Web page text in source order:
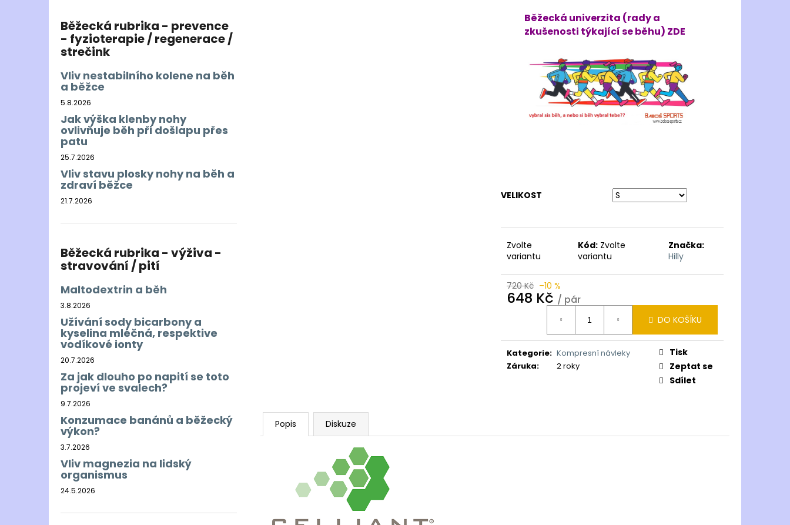
Běžecká rubrika - prevence
- fyzioterapie / regenerace /
strečink
Vliv nestabilního kolene na běh
a běžce
5.8.2026
Jak výška klenby nohy
ovlivňuje běh při došlapu přes
patu
25.7.2026
Vliv stavu plosky nohy na běh a
zdraví běžce
21.7.2026
Běžecká rubrika - výživa -
stravování / pití
Maltodextrin a běh
3.8.2026
Užívání sody bicarbony a
kyselina mléčná, respektive
vodíkové ionty
20.7.2026
Za jak dlouho po napití se toto
projeví ve svalech?
9.7.2026
Konzumace banánů a běžecký
výkon?
3.7.2026
Vliv magnezia na lidský
organismus
24.5.2026
Běžecká univerzita (rady a
zkušenosti týkající se běhu) ZDE
VELIKOST
Zvolte
variantu
Kód: Zvolte
variantu
Značka:
Hilly
720 Kč –10 %
648 Kč / pár
DO KOŠÍKU
Kategorie: Kompresní návleky
Záruka: 2 roky
Tisk
Zeptat se
Sdílet
Popis Diskuze